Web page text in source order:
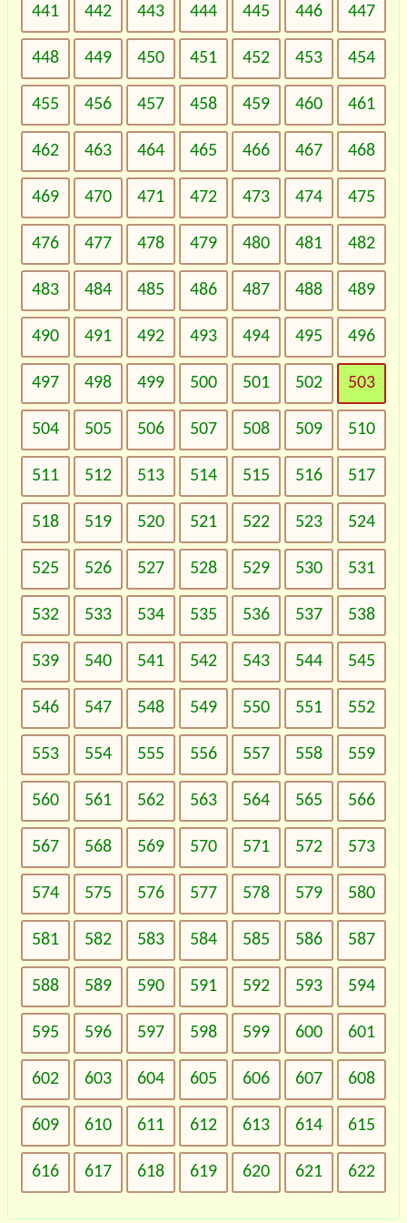
441 442 443 444 445 446 447
448 449 450 451 452 453 454
455 456 457 458 459 460 461
462 463 464 465 466 467 468
469 470 471 472 473 474 475
476 477 478 479 480 481 482
483 484 485 486 487 488 489
490 491 492 493 494 495 496
497 498 499 500 501 502 503
504 505 506 507 508 509 510
511 512 513 514 515 516 517
518 519 520 521 522 523 524
525 526 527 528 529 530 531
532 533 534 535 536 537 538
539 540 541 542 543 544 545
546 547 548 549 550 551 552
553 554 555 556 557 558 559
560 561 562 563 564 565 566
567 568 569 570 571 572 573
574 575 576 577 578 579 580
581 582 583 584 585 586 587
588 589 590 591 592 593 594
595 596 597 598 599 600 601
602 603 604 605 606 607 608
609 610 611 612 613 614 615
616 617 618 619 620 621 622